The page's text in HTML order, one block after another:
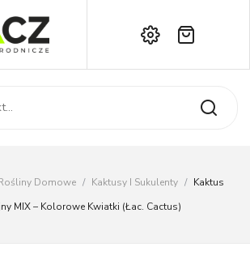
Kontakt
Brak produktów w koszyku.
Domowe / Kaktusy I Sukulenty / Kaktus
MIX – Kolorowe Kwiatki (łac. Cactus)